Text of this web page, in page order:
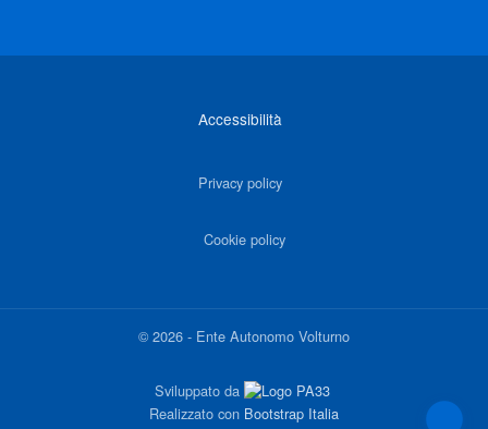
Accessibilità
Privacy policy
Cookie policy
©2026 - Ente Autonomo Volturno
Sviluppato da
Realizzato con Bootstrap Italia